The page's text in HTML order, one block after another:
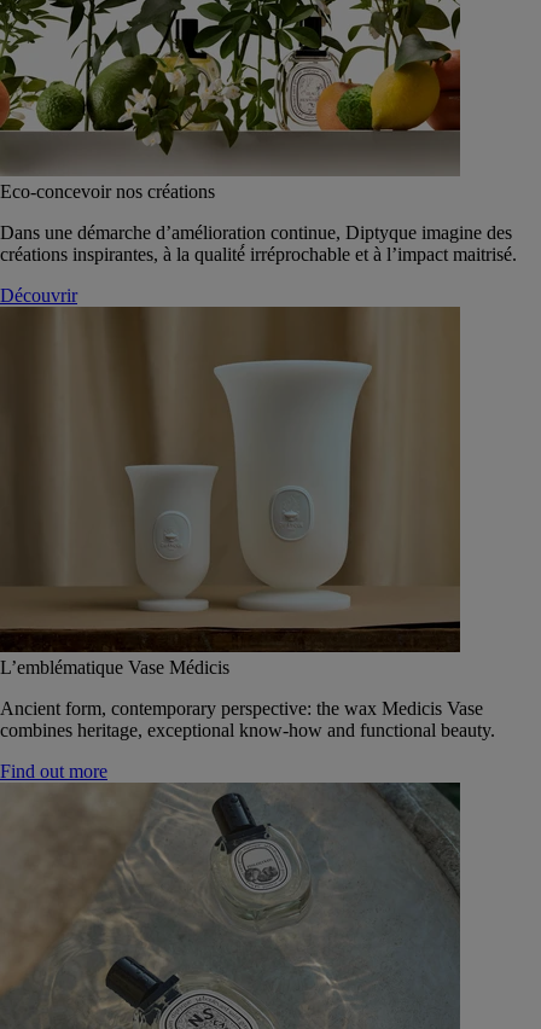
Eco-concevoir nos créations
Dans une démarche d’amélioration continue, Diptyque imagine des
créations inspirantes, à la qualité́ irréprochable et à l’impact maitrisé.
Découvrir
L’emblématique Vase Médicis
Ancient form, contemporary perspective: the wax Medicis Vase
combines heritage, exceptional know-how and functional beauty.
Find out more